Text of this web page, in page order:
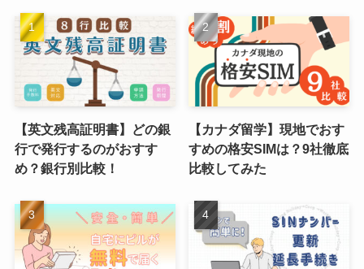
【英文残高証明書】どの銀
行で発行するのがおすす
め？銀行別比較！
【カナダ留学】現地でおす
すめの格安SIMは？9社徹底
比較してみた